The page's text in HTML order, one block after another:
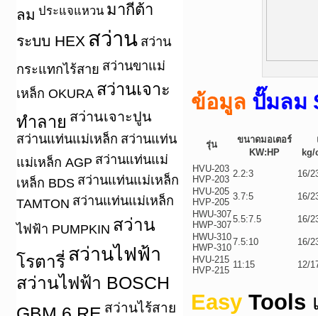
ลม ประแจแหวน มากีต้า
ระบบ HEX สว่าน สว่าน
กระแทกไร้สาย สว่านขาแม่
เหล็ก OKURA สว่านเจาะ
ทำลาย สว่านเจาะปูน
สว่านแท่นแม่เหล็ก สว่านแท่น
แม่เหล็ก AGP สว่านแท่นแม่
เหล็ก BDS สว่านแท่นแม่เหล็ก
TAMTON สว่านแท่นแม่เหล็ก
ไฟฟ้า PUMPKIN สว่าน
โรตารี่ สว่านไฟฟ้า
สว่านไฟฟ้า BOSCH
GBM 6 RE สว่านไร้สาย
ข้อมูล ปั๊มลม
รุ่น
ขนาดมอเตอร์
KW:HP
kg/
HVU-203
HVP-203
2.2:3
16/
HVU-205
HVP-205
3.7:5
16/
HWU-307
HWP-307
5.5:7.5
16/
HWU-310
HWP-310
7.5:10
16/
HVU-215
HVP-215
11:15 12/
Easy Tools